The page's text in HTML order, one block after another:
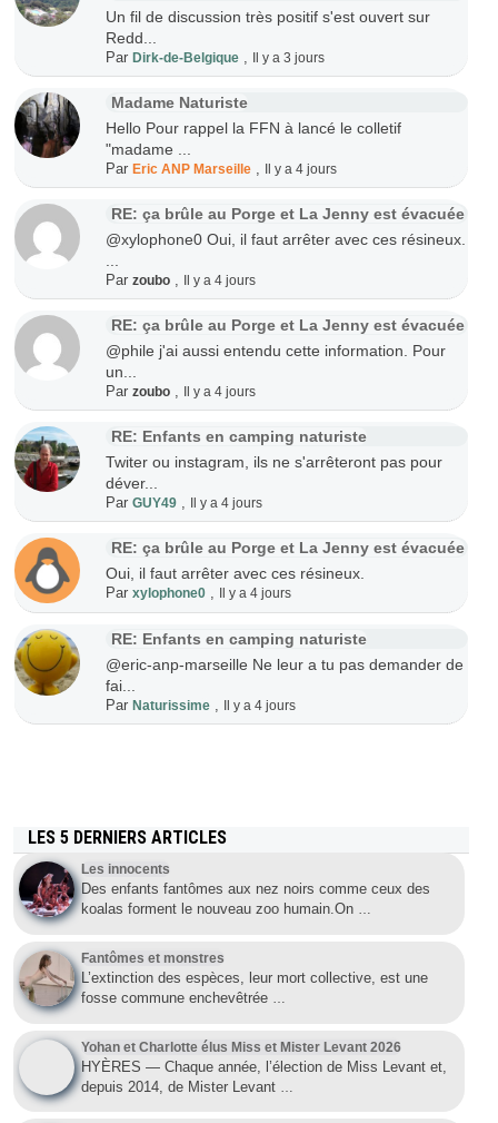
Un fil de discussion très positif s'est ouvert sur
Redd...
Par Dirk-de-Belgique, Il y a 3 jours
Madame Naturiste
Hello Pour rappel la FFN à lancé le colletif
"madame ...
Par Eric ANP Marseille, Il y a 4 jours
RE: ça brûle au Porge et La Jenny est évacuée
@xylophone0 Oui, il faut arrêter avec ces résineux.
Par zoubo, Il y a 4 jours
RE: ça brûle au Porge et La Jenny est évacuée
@phile j'ai aussi entendu cette information. Pour
un...
Par zoubo, Il y a 4 jours
RE: Enfants en camping naturiste
Twiter ou instagram, ils ne s'arrêteront pas pour
déver...
Par GUY49, Il y a 4 jours
RE: ça brûle au Porge et La Jenny est évacuée
Oui, il faut arrêter avec ces résineux.
Par xylophone0, Il y a 4 jours
RE: Enfants en camping naturiste
@eric-anp-marseille Ne leur a tu pas demander de
fai...
Par Naturissime, Il y a 4 jours
LES 5 DERNIERS ARTICLES
Les innocents
Des enfants fantômes aux nez noirs comme ceux des
koalas forment le nouveau zoo humain.On …
Fantômes et monstres
L’extinction des espèces, leur mort collective, est une
fosse commune enchevêtrée …
Yohan et Charlotte élus Miss et Mister Levant 2026
HYÈRES — Chaque année, l’élection de Miss Levant et,
depuis 2014, de Mister Levant